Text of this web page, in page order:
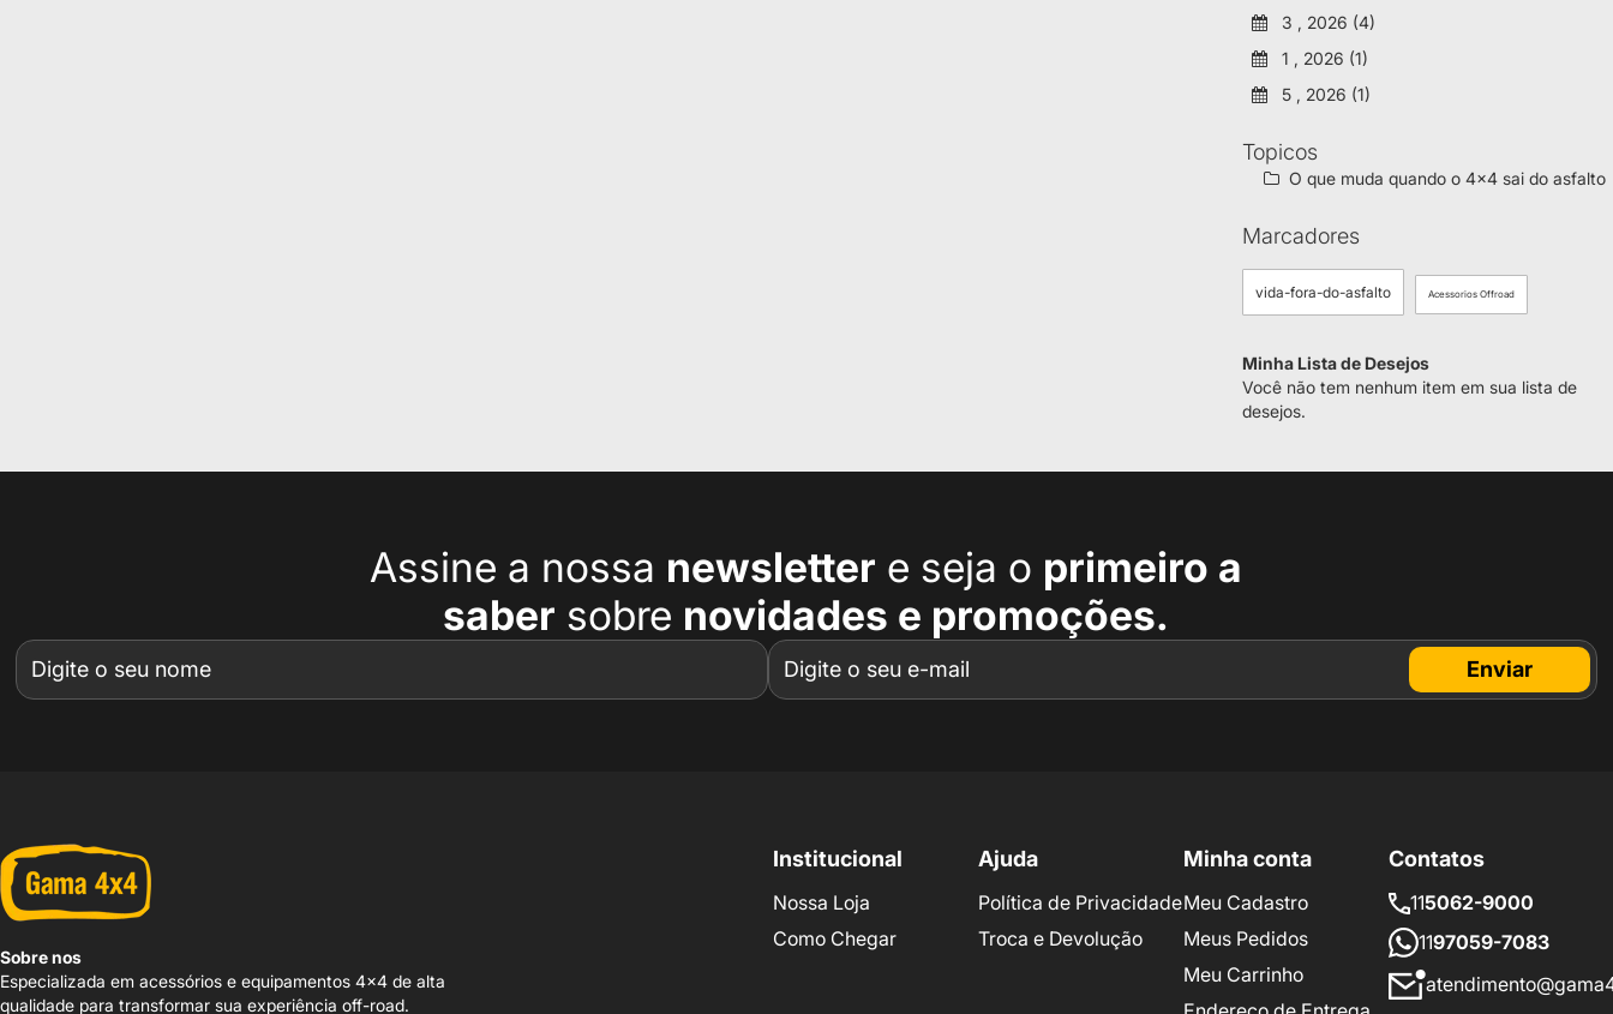
3 , 2026 (4)
1 , 2026 (1)
5 , 2026 (1)
Topicos
O que muda quando o 4x4 sai do asfalto
Marcadores
vida-fora-do-asfalto Acessorios Offroad
Minha Lista de Desejos
Você não tem nenhum item em sua lista de
desejos.
Assine a nossa newsletter e seja o primeiro a
saber sobre novidades e promoções.
Enviar
Sobre nos
Especializada em acessórios e equipamentos 4x4 de alta
qualidade para transformar sua experiência off-road.
Institucional
Nossa Loja
Como Chegar
Ajuda
Política de Privacidade
Troca e Devolução
Minha conta
Meu Cadastro
Meus Pedidos
Meu Carrinho
Contatos
115062-9000
1197059-7083